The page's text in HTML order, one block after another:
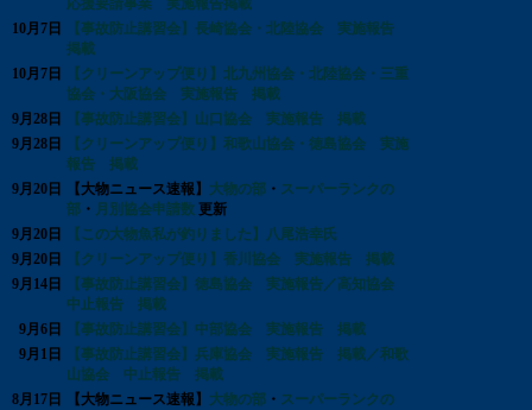
応援要請事業 実施報告掲載
10月7日
【事故防止講習会】長崎協会・北陸協会 実施報告
掲載
10月7日
【クリーンアップ便り】北九州協会・北陸協会・三重
協会・大阪協会 実施報告 掲載
9月28日
【事故防止講習会】山口協会 実施報告 掲載
9月28日
【クリーンアップ便り】和歌山協会・徳島協会 実施
報告 掲載
9月20日
【大物ニュース速報】 大物の部 ・ スーパーランクの
部 ・ 月別協会申請数 更新
9月20日
【この大物魚私が釣りました】八尾浩幸氏
9月20日
【クリーンアップ便り】香川協会 実施報告 掲載
9月14日
【事故防止講習会】徳島協会 実施報告／高知協会
中止報告 掲載
9月6日
【事故防止講習会】中部協会 実施報告 掲載
9月1日
【事故防止講習会】兵庫協会 実施報告 掲載／和歌
山協会 中止報告 掲載
8月17日
【大物ニュース速報】 大物の部 ・ スーパーランクの